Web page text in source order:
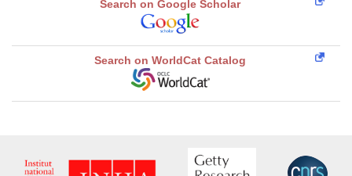
Search on Google Scholar
Search on WorldCat Catalog